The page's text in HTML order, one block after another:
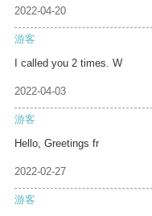
2022-04-20
游客
I called you 2 times. W
2022-04-03
游客
Hello, Greetings fr
2022-02-27
游客